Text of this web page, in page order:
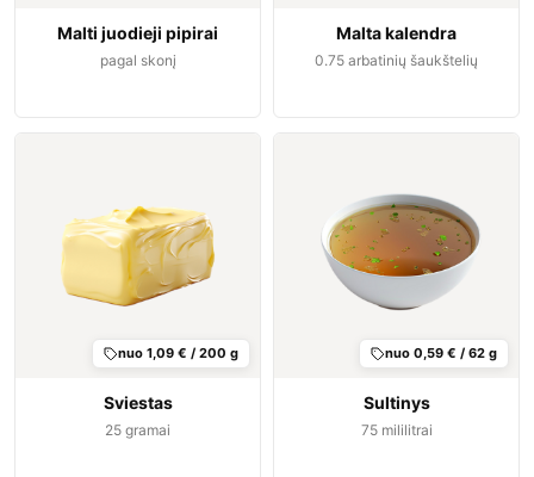
Malti juodieji pipirai
pagal skonį
Malta kalendra
0.75 arbatinių šaukštelių
nuo 1,09 € / 200 g
Sviestas
25 gramai
nuo 0,59 € / 62 g
Sultinys
75 mililitrai